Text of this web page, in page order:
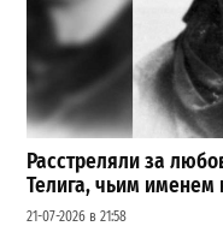
Расстреляли за
Телига, чьим именем
21-07-2026 в 21:58